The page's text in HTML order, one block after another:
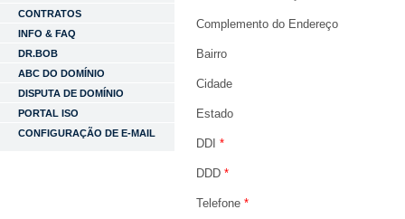
CONTRATOS
INFO & FAQ
DR.BOB
ABC DO DOMÍNIO
DISPUTA DE DOMÍNIO
PORTAL ISO
CONFIGURAÇÃO DE E-MAIL
Complemento do Endereço
Bairro
Cidade
Estado
DDI *
DDD *
Telefone *